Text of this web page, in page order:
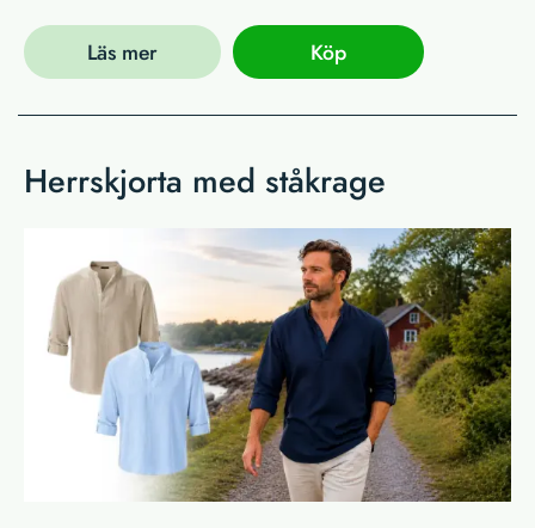
Läs mer Köp
Herrskjorta med ståkrage